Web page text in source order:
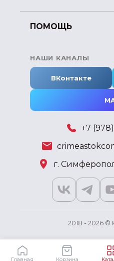
Главная Корзина
ПОМОЩЬ
НАШИ КАНАЛЫ
ВКонтакте
+7
г.
2018 - 2026 ©